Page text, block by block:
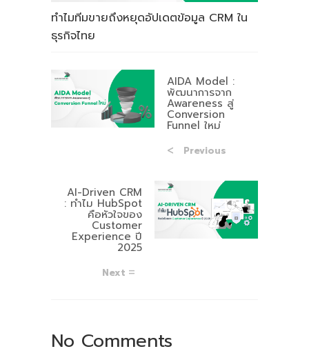
ทำไมทีมขายถึงหยุดอัปเดตข้อมูล CRM ใน
ธุรกิจไทย
AIDA Model :
พัฒนาการจาก
Awareness สู่
Conversion
Funnel ใหม่
Previous
AI-Driven CRM
: ทำไม HubSpot
คือหัวใจของ
Customer
Experience ปี
2025
Next
No Comments